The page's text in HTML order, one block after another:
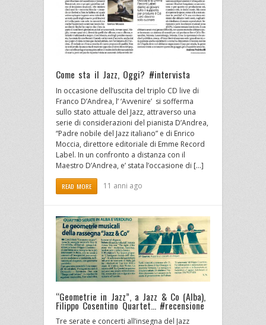
Come sta il Jazz, Oggi? #intervista
In occasione dell’uscita del triplo CD live di
Franco D’Andrea, l’ ‘Avvenire’ si sofferma
sullo stato attuale del Jazz, attraverso una
serie di considerazioni del pianista D’Andrea,
“Padre nobile del Jazz italiano” e di Enrico
Moccia, direttore editoriale di Emme Record
Label. In un confronto a distanza con il
Maestro D’Andrea, e’ stata l’occasione di […]
READ MORE 11 anni ago
“Geometrie in Jazz”, a Jazz & Co (Alba),
Filippo Cosentino Quartet… #recensione
Tre serate e concerti all’insegna del Jazz